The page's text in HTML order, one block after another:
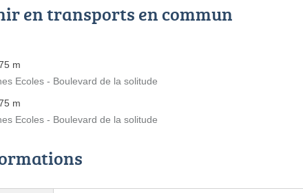
en transports en commun
m
Ecoles - Boulevard de la solitude
m
Ecoles - Boulevard de la solitude